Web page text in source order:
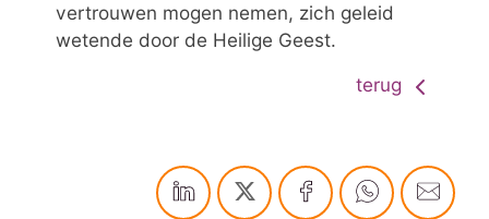
vertrouwen mogen nemen, zich geleid
wetende door de Heilige Geest.
terug